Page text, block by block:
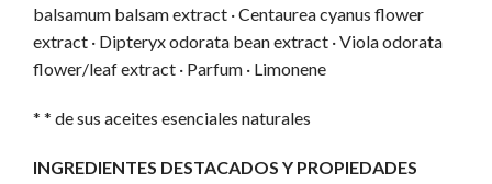
balsamum balsam extract · Centaurea cyanus flower
extract · Dipteryx odorata bean extract · Viola odorata
flower/leaf extract · Parfum · Limonene
* * de sus aceites esenciales naturales
INGREDIENTES DESTACADOS Y PROPIEDADES